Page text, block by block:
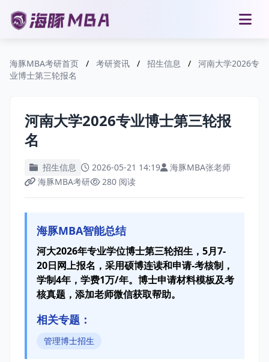
海豚MBA考研首页 / 考研资讯 / 招生信息 /
河南大学2026专
业博士第三轮报名
河南大学2026专业博士第三轮报
名
招生信息 2026-05-21 14:19
海豚MBA张老师
海豚MBA考研
280 阅读
海豚MBA智能总结
河大2026年专业学位博士第三轮招生，5月7-
20日网上报名，采用硕博连读和申请-考核制，
学制4年，学费1万/年。博士申请材料模板及考
核真题，添加老师微信获取帮助。
相关专题：
管理博士招生